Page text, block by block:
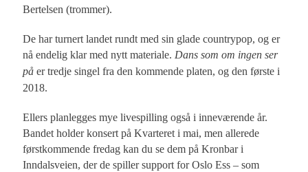
Bertelsen (trommer).
De har turnert landet rundt med sin glade countrypop, og er
nå endelig klar med nytt materiale. Dans som om ingen ser
på er tredje singel fra den kommende platen, og den første i
2018.
Ellers planlegges mye livespilling også i inneværende år.
Bandet holder konsert på Kvarteret i mai, men allerede
førstkommende fredag kan du se dem på Kronbar i
Inndalsveien, der de spiller support for Oslo Ess – som